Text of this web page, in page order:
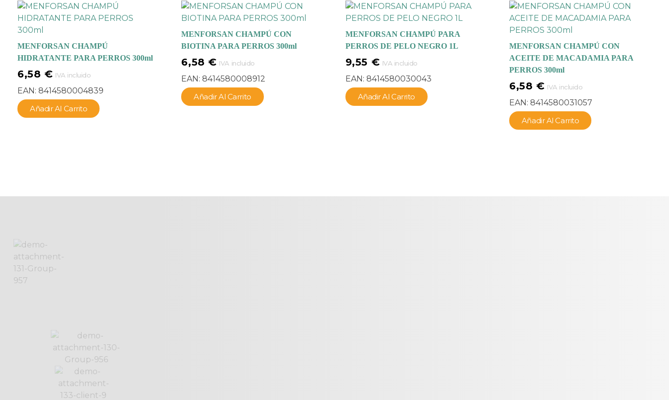
MENFORSAN CHAMPÚ
HIDRATANTE PARA PERROS 300ml
6,58 € IVA incluido
EAN: 8414580004839
Añadir Al Carrito
MENFORSAN CHAMPÚ CON
BIOTINA PARA PERROS 300ml
6,58 € IVA incluido
EAN:8414580008912
Añadir Al Carrito
MENFORSAN CHAMPÚ PARA
PERROS DE PELO NEGRO 1L
9,55 € IVA incluido
EAN: 8414580030043
Añadir Al Carrito
MENFORSAN CHAMPÚ CON
ACEITE DE MACADAMIA PARA
PERROS 300ml
6,58 € IVA incluido
EAN: 8414580031057
Añadir Al Carrito